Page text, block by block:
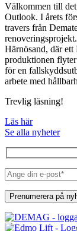
Välkommen till det
Outlook. I årets
travers från
Härnösand, där
produktionen
för en
arbete med
Trevlig läsning!
Läs här
Se alla nyheter